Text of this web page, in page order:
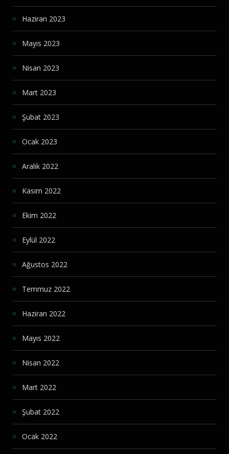
Haziran 2023
Mayıs 2023
Nisan 2023
Mart 2023
Şubat 2023
Ocak 2023
Aralık 2022
Kasım 2022
Ekim 2022
Eylül 2022
Ağustos 2022
Temmuz 2022
Haziran 2022
Mayıs 2022
Nisan 2022
Mart 2022
Şubat 2022
Ocak 2022